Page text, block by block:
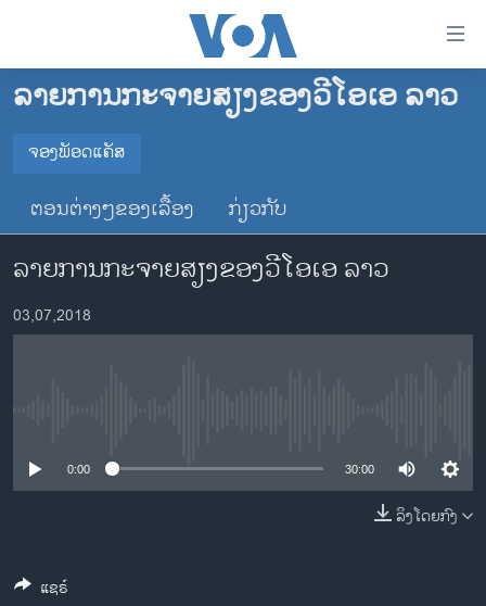
ເຂົ້າ
ຂ້າມ
ໄປ
ຊອກ
ຄົ້ນ
ໂຮມເພຈ
ລາວ
ອາເມຣິກາ
ການເລືອກຕັ້ງ ປະທານາທີບໍດີ ສະຫະລັດ 2024
ຂ່າວ​ຈີນ
ໂລກ
ຊຸມຊົນຊາວລາວ
ພາສາອັງກິດ
ລາຍການກະຈາຍສຽງຂອງວີໂອເອ ລາວ
ຈອງພັອດແຄັສ
ຈອງພັອດແຄັສ
ຕອນຕ່າງໆຂອງເລື້ອງ ກ່ຽວກັບ
ລາຍການກະຈາຍສຽງຂອງວີໂອເອ ລາວ
03,07,2018
0:00 30:00
ລິງໂດຍກົງ
ແຊຣ໌